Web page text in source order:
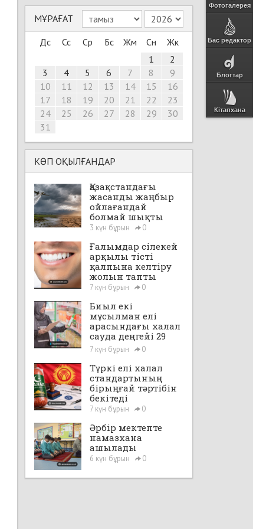
Фотогалерея
Бас редактор
Блогтар
Кітапхана
МҰРАҒАТ
Дс
Сс Ср Бс Жм Сн
Жк
1
2
3
4 5 6 7 8
9
10
11 12 13 14 15
16
17
18 19 20 21 22
23
24
25 26 27 28 29
30
31
КӨП ОҚЫЛҒАНДАР
Қазақстандағы
жасанды жаңбыр
ойлағандай
болмай шықты
3 күн бұрын 0
Ғалымдар сілекей
арқылы тісті
қалпына келтіру
жолын тапты
7 күн бұрын 0
Биыл екі
мұсылман елі
арасындағы халал
сауда деңгейі 29
млрд доллардан
асады
7 күн бұрын 0
Түркі елі халал
стандартының
бірыңғай тәртібін
бекітеді
7 күн бұрын 0
Әрбір мектепте
намазхана
ашылады
6 күн бұрын 0